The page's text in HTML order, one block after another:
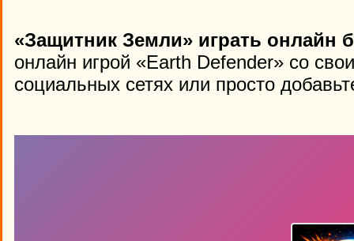
«Защитник Земли» играть онлайн
онлайн игрой «Earth Defender» со
социальных сетях или просто